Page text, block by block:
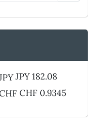
JPY 182.08
CHF 0.9345